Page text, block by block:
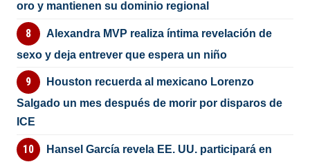
oro y mantienen su dominio regional
Alexandra MVP realiza íntima revelación de
sexo y deja entrever que espera un niño
Houston recuerda al mexicano Lorenzo
Salgado un mes después de morir por disparos de
ICE
Hansel García revela EE. UU. participará en